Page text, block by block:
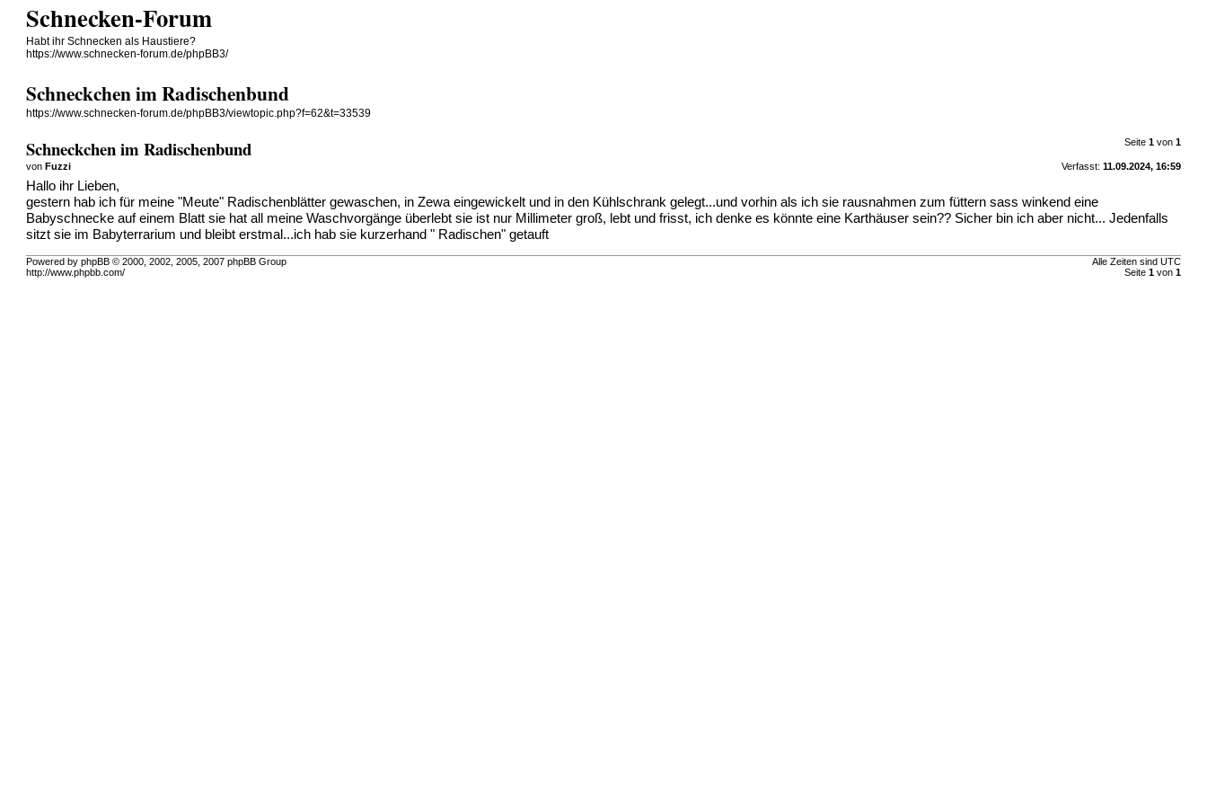
Schnecken-Forum
Habt ihr Schnecken als Haustiere?
https://www.schnecken-forum.de/phpBB3/
Schneckchen im Radischenbund
https://www.schnecken-forum.de/phpBB3/viewtopic.php?f=62&t=33539
Seite 1von 1
Schneckchen im Radischenbund
Verfasst: 11.09.2024, 16:59
vonFuzzi
Hallo ihr Lieben,
gestern hab ich für meine "Meute" Radischenblätter gewaschen, in Zewa eingewickelt und in den Kühlschrank gelegt...und vorhin als ich sie rausnahmen zum füttern sass winkend eine
Babyschnecke auf einem Blattsie hat all meine Waschvorgänge überlebtsie ist nur Millimeter groß, lebt und frisst, ich denke es könnte eine Karthäuser sein?? Sicher bin ich aber nicht...Jedenfalls
sitzt sie im Babyterrarium und bleibt erstmal...ich hab sie kurzerhand " Radischen" getauft
Alle Zeiten sind UTC
Seite 1von 1
Powered by phpBB © 2000, 2002, 2005, 2007 phpBB Group
http://www.phpbb.com/